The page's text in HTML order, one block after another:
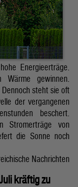
Energieerträge.
gewinnen.
steht sie oft
der vergangenen
beschert.
Stromerträge von
die Sonne noch
Nachrichten
kräftig zu